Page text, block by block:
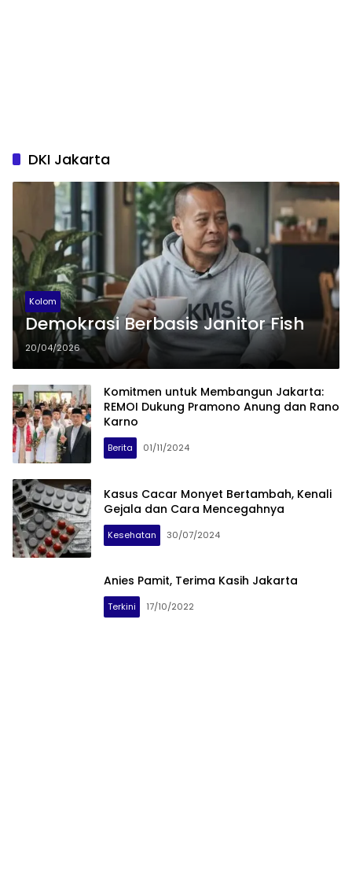
DKI Jakarta
Kolom
Demokrasi Berbasis Janitor Fish
20/04/2026
Komitmen untuk Membangun Jakarta:
REMOI Dukung Pramono Anung dan Rano
Karno
Berita 01/11/2024
Kasus Cacar Monyet Bertambah, Kenali
Gejala dan Cara Mencegahnya
Kesehatan 30/07/2024
Anies Pamit, Terima Kasih Jakarta
Terkini 17/10/2022